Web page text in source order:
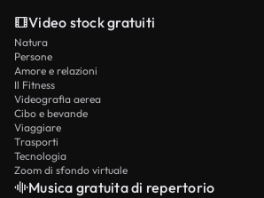
Video stock gratuiti
Natura
Persone
Amore e relazioni
Il Fitness
Videografia aerea
Cibo e bevande
Viaggiare
Trasporti
Tecnologia
Zoom di sfondo virtuale
Musica gratuita di repertorio